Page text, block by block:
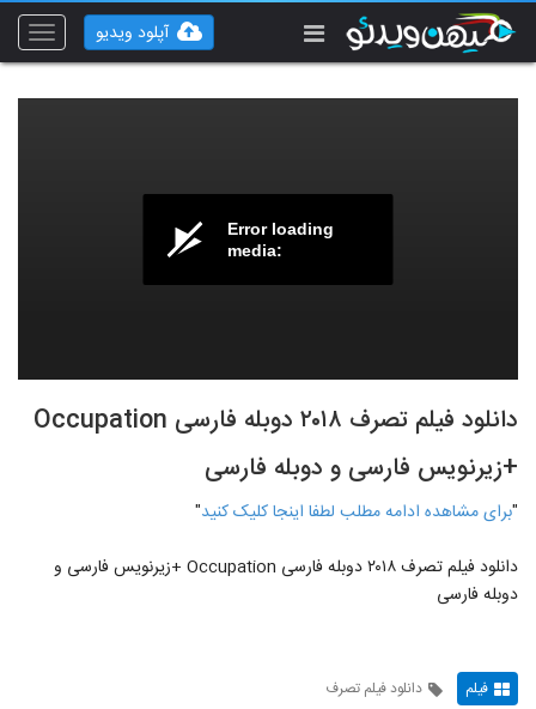
Toggle
آپلود ویدیو
Error loading
media:
دانلود فیلم تصرف ۲۰۱۸ دوبله فارسی Occupation
+زیرنویس فارسی و دوبله فارسی
"برای مشاهده ادامه مطلب لطفا اینجا کلیک کنید"
دانلود فیلم تصرف ۲۰۱۸ دوبله فارسی Occupation +زیرنویس فارسی و
دوبله فارسی
فیلم دانلود فیلم تصرف